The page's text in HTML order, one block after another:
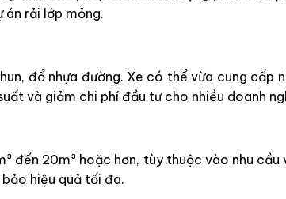
rải lớp mỏng.
đổ nhựa đường. Xe có thể vừa cung cấp
và giảm chi phí đầu tư cho nhiều doanh
đến 20m³ hoặc hơn, tùy thuộc vào nhu
hiệu quả tối đa.